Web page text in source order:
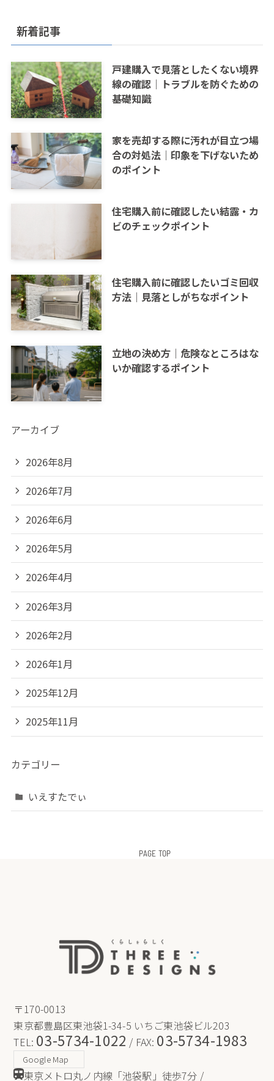
新着記事
戸建購入で見落としたくない境界
線の確認｜トラブルを防ぐための
基礎知識
家を売却する際に汚れが目立つ場
合の対処法｜印象を下げないため
のポイント
住宅購入前に確認したい結露・カ
ビのチェックポイント
住宅購入前に確認したいゴミ回収
方法｜見落としがちなポイント
立地の決め方｜危険なところはな
いか確認するポイント
アーカイブ
2026年8月
2026年7月
2026年6月
2026年5月
2026年4月
2026年3月
2026年2月
2026年1月
2025年12月
2025年11月
カテゴリー
いえすたでぃ
〒170-0013
東京都豊島区東池袋1-34-5 いちご東池袋ビル203
TEL: 03-5734-1022 / FAX: 03-5734-1983
Google Map
東京メトロ丸ノ内線「池袋駅」徒歩7分 /
PAGE TOP